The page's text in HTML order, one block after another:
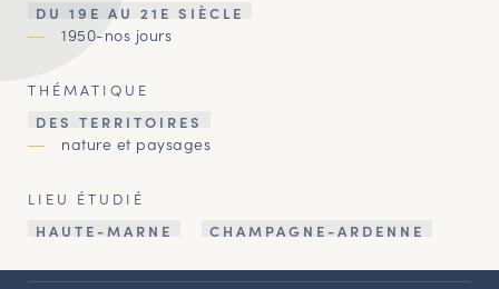
DU 19E AU 21E SIÈCLE
1950-nos jours
THÉMATIQUE
DES TERRITOIRES
nature et paysages
LIEU ÉTUDIÉ
HAUTE-MARNE
CHAMPAGNE-ARDENNE